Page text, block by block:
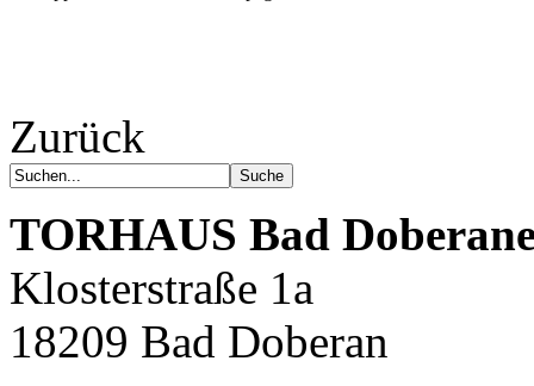
auch auf.
Unzählige Interviews,
Internetmedien zeigen das große
Interesse an anspruchsvoller Küche.
Zurück
TORHAUS Bad
Klosterstraße 1a
18209 Bad Doberan